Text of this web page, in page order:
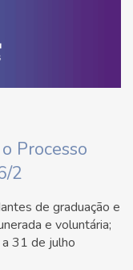
Processo
2
de graduação e
e voluntária;
31 de julho